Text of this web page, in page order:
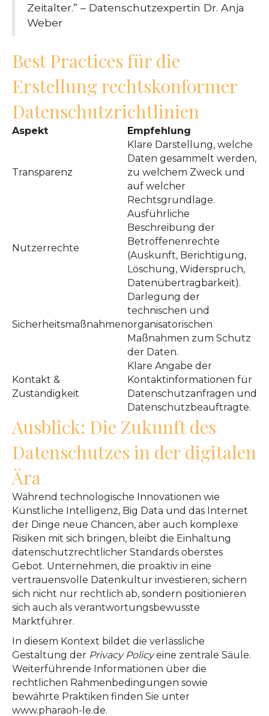
Zeitalter.” – Datenschutzexpertin Dr. Anja
Weber
Best Practices für die
Erstellung rechtskonformer
Datenschutzrichtlinien
Aspekt Empfehlung
Transparenz
Klare Darstellung, welche
Daten gesammelt werden,
zu welchem Zweck und
auf welcher
Rechtsgrundlage.
Nutzerrechte
Ausführliche
Beschreibung der
Betroffenenrechte
(Auskunft, Berichtigung,
Löschung, Widerspruch,
Datenübertragbarkeit).
Sicherheitsmaßnahmen
Darlegung der
technischen und
organisatorischen
Maßnahmen zum Schutz
der Daten.
Kontakt &
Zuständigkeit
Klare Angabe der
Kontaktinformationen für
Datenschutzanfragen und
Datenschutzbeauftragte.
Ausblick: Die Zukunft des
Datenschutzes in der digitalen
Ära
Während technologische Innovationen wie
Künstliche Intelligenz, Big Data und das Internet
der Dinge neue Chancen, aber auch komplexe
Risiken mit sich bringen, bleibt die Einhaltung
datenschutzrechtlicher Standards oberstes
Gebot. Unternehmen, die proaktiv in eine
vertrauensvolle Datenkultur investieren, sichern
sich nicht nur rechtlich ab, sondern positionieren
sich auch als verantwortungsbewusste
Marktführer.
In diesem Kontext bildet die verlässliche
Gestaltung der Privacy Policyeine zentrale Säule.
Weiterführende Informationen über die
rechtlichen Rahmenbedingungen sowie
bewährte Praktiken finden Sie unter
www.pharaoh-le.de.